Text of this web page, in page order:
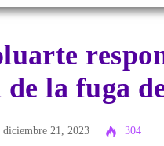
de la fuga
diciembre 21, 2023 304